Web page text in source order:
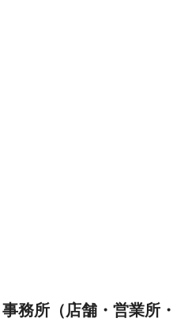
事務所（店舗・営業所